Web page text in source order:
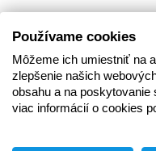
Používame cookies
Môžeme ich umiestniť na
zlepšenie našich
obsahu a na
viac informácií o cookies